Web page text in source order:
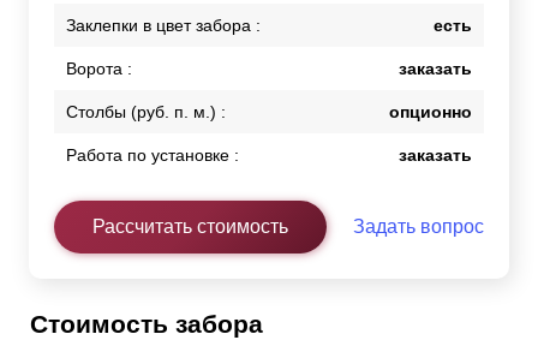
Заклепки в цвет забора : есть
Ворота : заказать
Столбы (руб. п. м.) : опционно
Работа по установке : заказать
Рассчитать стоимость Задать вопрос
Стоимость забора